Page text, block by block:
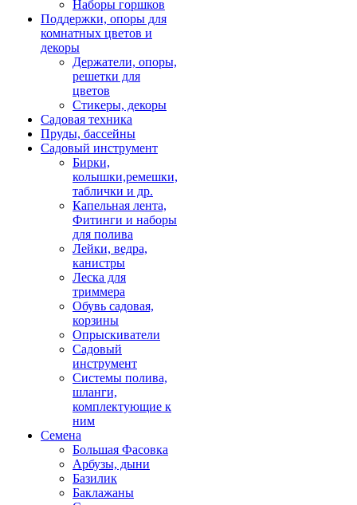
Наборы горшков
Поддержки, опоры для
комнатных цветов и
декоры
Держатели, опоры,
решетки для
цветов
Стикеры, декоры
Садовая техника
Пруды, бассейны
Садовый инструмент
Бирки,
колышки,ремешки,
таблички и др.
Капельная лента,
Фитинги и наборы
для полива
Лейки, ведра,
канистры
Леска для
триммера
Обувь садовая,
корзины
Опрыскиватели
Садовый
инструмент
Системы полива,
шланги,
комплектующие к
ним
Семена
Большая Фасовка
Арбузы, дыни
Базилик
Баклажаны